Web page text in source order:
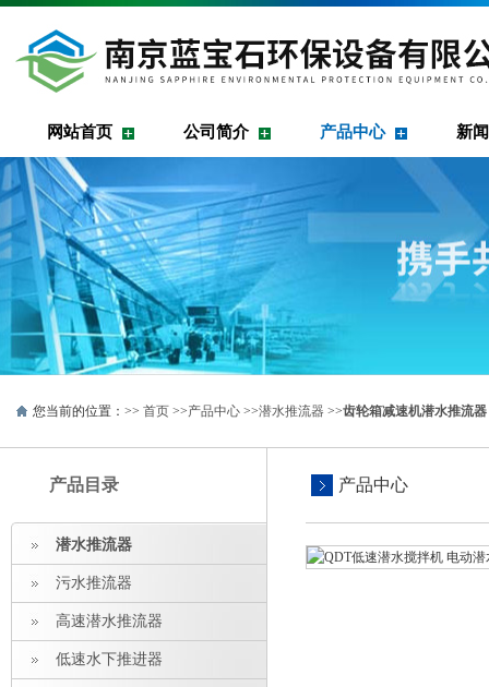
网站首页 公司简介 产品中心 新
您当前的位置：>> 首页 >>产品中心 >>潜水推流器 >>齿轮箱减速机潜水推流器
产品目录
潜水推流器
污水推流器
高速潜水推流器
低速水下推进器
产品中心